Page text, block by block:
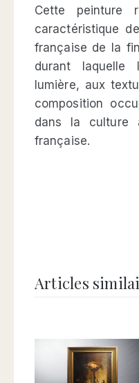
Cette peinture
caractéristique
française de la
durant laquelle
lumière, aux
composition
dans la culture
française.
Articles